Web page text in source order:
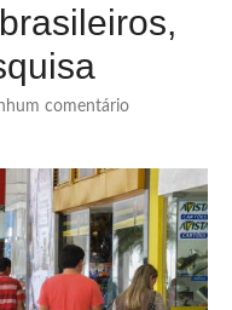
comentário